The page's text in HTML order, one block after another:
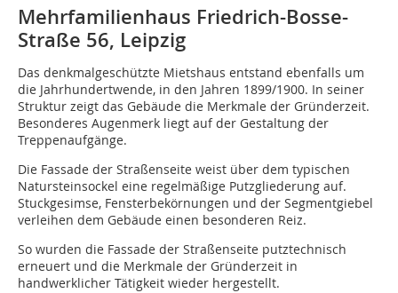
Mehrfamilienhaus Friedrich-Bosse-
Straße 56, Leipzig
Das denkmalgeschützte Mietshaus entstand ebenfalls um
die Jahrhundertwende, in den Jahren 1899/1900. In seiner
Struktur zeigt das Gebäude die Merkmale der Gründerzeit.
Besonderes Augenmerk liegt auf der Gestaltung der
Treppenaufgänge.
Die Fassade der Straßenseite weist über dem typischen
Natursteinsockel eine regelmäßige Putzgliederung auf.
Stuckgesimse, Fensterbekörnungen und der Segmentgiebel
verleihen dem Gebäude einen besonderen Reiz.
So wurden die Fassade der Straßenseite putztechnisch
erneuert und die Merkmale der Gründerzeit in
handwerklicher Tätigkeit wieder hergestellt.